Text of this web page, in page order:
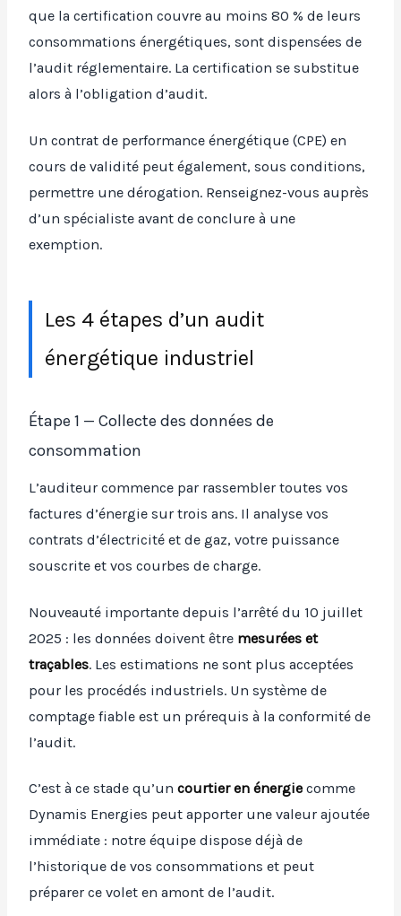
que la certification couvre au moins 80 % de leurs
consommations énergétiques, sont dispensées de
l’audit réglementaire. La certification se substitue
alors à l’obligation d’audit.
Un contrat de performance énergétique (CPE) en
cours de validité peut également, sous conditions,
permettre une dérogation. Renseignez-vous auprès
d’un spécialiste avant de conclure à une
exemption.
Les 4 étapes d’un audit
énergétique industriel
Étape 1 — Collecte des données de
consommation
L’auditeur commence par rassembler toutes vos
factures d’énergie sur trois ans. Il analyse vos
contrats d’électricité et de gaz, votre puissance
souscrite et vos courbes de charge.
Nouveauté importante depuis l’arrêté du 10 juillet
2025 : les données doivent être mesurées et
traçables. Les estimations ne sont plus acceptées
pour les procédés industriels. Un système de
comptage fiable est un prérequis à la conformité de
l’audit.
C’est à ce stade qu’uncourtier en énergie comme
Dynamis Energies peut apporter une valeur ajoutée
immédiate : notre équipe dispose déjà de
l’historique de vos consommations et peut
préparer ce volet en amont de l’audit.